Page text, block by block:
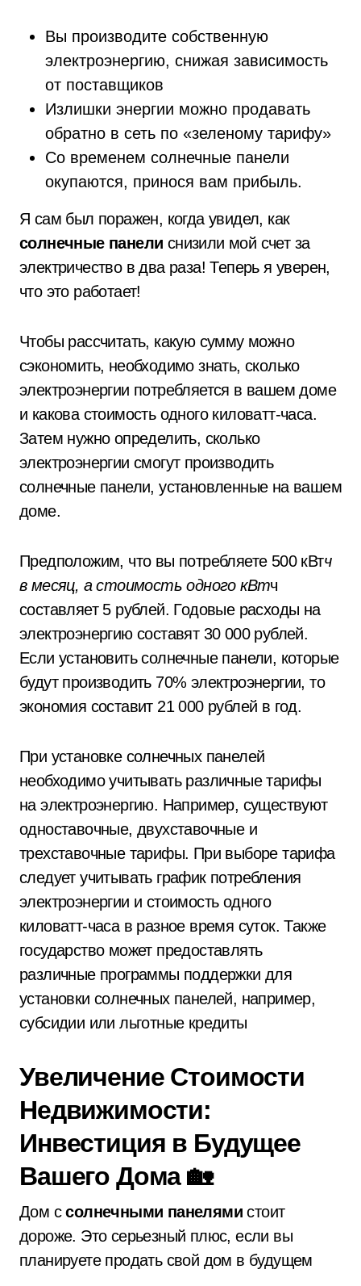
Вы производите собственную
электроэнергию, снижая зависимость
от поставщиков
Излишки энергии можно продавать
обратно в сеть по «зеленому тарифу»
Со временем солнечные панели
окупаются, принося вам прибыль.
Я сам был поражен, когда увидел, как
солнечные панели снизили мой счет за
электричество в два раза! Теперь я уверен,
что это работает!
Чтобы рассчитать, какую сумму можно
сэкономить, необходимо знать, сколько
электроэнергии потребляется в вашем доме
и какова стоимость одного киловатт-часа.
Затем нужно определить, сколько
электроэнергии смогут производить
солнечные панели, установленные на вашем
доме.
Предположим, что вы потребляете 500 кВтч
в месяц, а стоимость одного кВтч
составляет 5 рублей. Годовые расходы на
электроэнергию составят 30 000 рублей.
Если установить солнечные панели, которые
будут производить 70% электроэнергии, то
экономия составит 21 000 рублей в год.
При установке солнечных панелей
необходимо учитывать различные тарифы
на электроэнергию. Например, существуют
одноставочные, двухставочные и
трехставочные тарифы. При выборе тарифа
следует учитывать график потребления
электроэнергии и стоимость одного
киловатт-часа в разное время суток. Также
государство может предоставлять
различные программы поддержки для
установки солнечных панелей, например,
субсидии или льготные кредиты
Увеличение Стоимости
Недвижимости:
Инвестиция в Будущее
Вашего Дома 🏡
Дом ссолнечными панелями стоит
дороже. Это серьезный плюс, если вы
планируете продать свой дом в будущем